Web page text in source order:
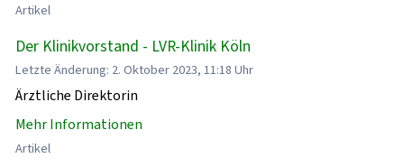
Artikel
Der Klinikvorstand - LVR-Klinik Köln
Letzte Änderung: 2. Oktober 2023, 11:18 Uhr
Ärztliche Direktorin
Mehr Informationen
Artikel